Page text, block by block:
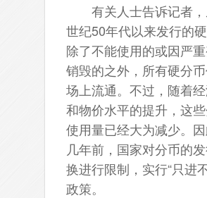
有关人士告诉记者，
世纪50年代以来发行的硬
除了不能使用的或因严
销毁的之外，所有硬分
场上流通。不过，随着
和物价水平的提升，这
使用量已经大为减少。
几年前，国家对分币的
换进行限制，实行“只进
政策。